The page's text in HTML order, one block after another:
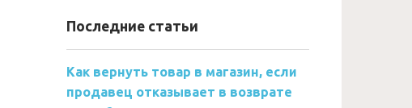
Последние статьи
Как вернуть товар в магазин, если
продавец отказывает в возврате